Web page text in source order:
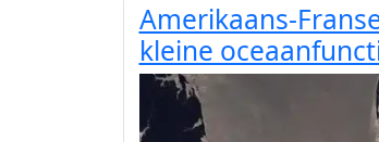
Amerikaans-
kleine